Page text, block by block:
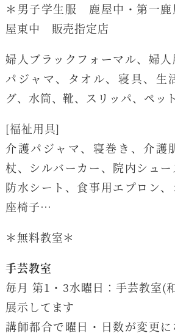
＊男子学生服 鹿屋中・第一鹿
屋東中 販売指定店
婦人ブラックフォーマル、婦人
パジャマ、タオル、寝具、生
グ、水筒、靴、スリッパ、ペッ
[福祉用具]
介護パジャマ、寝巻き、介護
杖、シルバーカー、院内シュー
防水シート、食事用エプロン、
座椅子…
＊無料教室＊
手芸教室
毎月 第1・3水曜日：手芸教室(
展示してます
講師都合で曜日・日数が変更